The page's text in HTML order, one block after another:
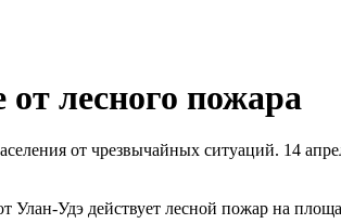
лесного пожара
от чрезвычайных ситуаций. 14
Удэ действует лесной пожар на